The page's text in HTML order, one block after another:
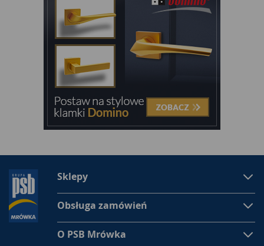
Sklepy
Obsługa zamówień
O PSB Mrówka